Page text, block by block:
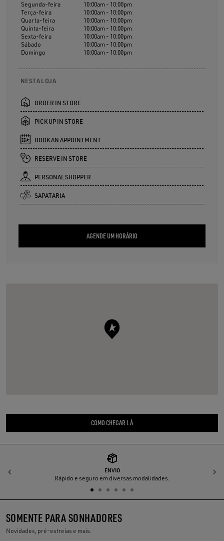
Segunda-feira
Terça-feira
Quarta-feira
Quinta-feira
Sexta-feira
Sábado
Domingo
10:00am - 10:00pm
10:00am - 10:00pm
10:00am - 10:00pm
10:00am - 10:00pm
10:00am - 10:00pm
10:00am - 10:00pm
10:00am - 10:00pm
NESTA LOJA
ORDER IN STORE
PICK UP IN STORE
BOOK AN APPOINTMENT
RESERVE IN STORE
PERSONAL SHOPPER
SAPATARIA
AGENDE UM HORÁRIO
COMO CHEGAR LÁ
ENVIO
Rápido e seguro em diversas modalidades.
Anterior
SOMENTE PARA SONHADORES
Novidades, pré-estreias e mais.